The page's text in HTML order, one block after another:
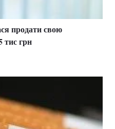
продати свою
тис грн